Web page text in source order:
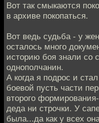
Вот так смыкаются
в архиве покопаться.
Вот ведь судьба - у
осталось много
историю боя знали со
однополчанин.
А когда я подрос и
боевой пусть части
второго
деда ни строчки. У
была...да как у всех